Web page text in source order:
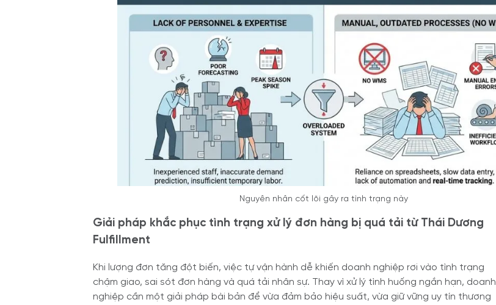
Nguyên nhân cốt lõi gây ra tình trạng này
Giải pháp khắc phục tình trạng xử lý đơn hàng bị quá tải từ Thái Dương
Fulfillment
Khi lượng đơn tăng đột biến, việc tự vận hành dễ khiến doanh nghiệp rơi vào tình trạng
chậm giao, sai sót đơn hàng và quá tải nhân sự. Thay vì xử lý tình huống ngắn hạn, doanh
nghiệp cần một giải pháp bài bản để vừa đảm bảo hiệu suất, vừa giữ vững uy tín thương